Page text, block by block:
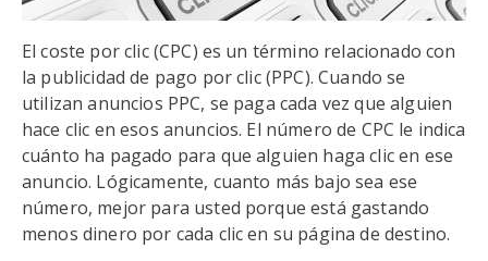
El coste por clic (CPC) es un término relacionado con
la publicidad de pago por clic (PPC). Cuando se
utilizan anuncios PPC, se paga cada vez que alguien
hace clic en esos anuncios. El número de CPC le indica
cuánto ha pagado para que alguien haga clic en ese
anuncio. Lógicamente, cuanto más bajo sea ese
número, mejor para usted porque está gastando
menos dinero por cada clic en su página de destino.